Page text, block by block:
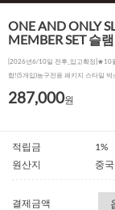
ONE AND ONLY
MEMBER SET 슬
[2026년6/10일 전후_입고확정]★10
함!(5개입)농구전용 패키지 스타일
287,000원
적립금
1%
원산지
중국
결제금액